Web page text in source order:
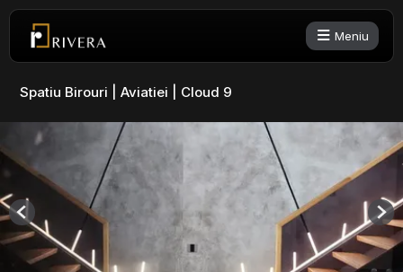
Meniu
Spatiu Birouri | Aviatiei | Cloud 9
Previous